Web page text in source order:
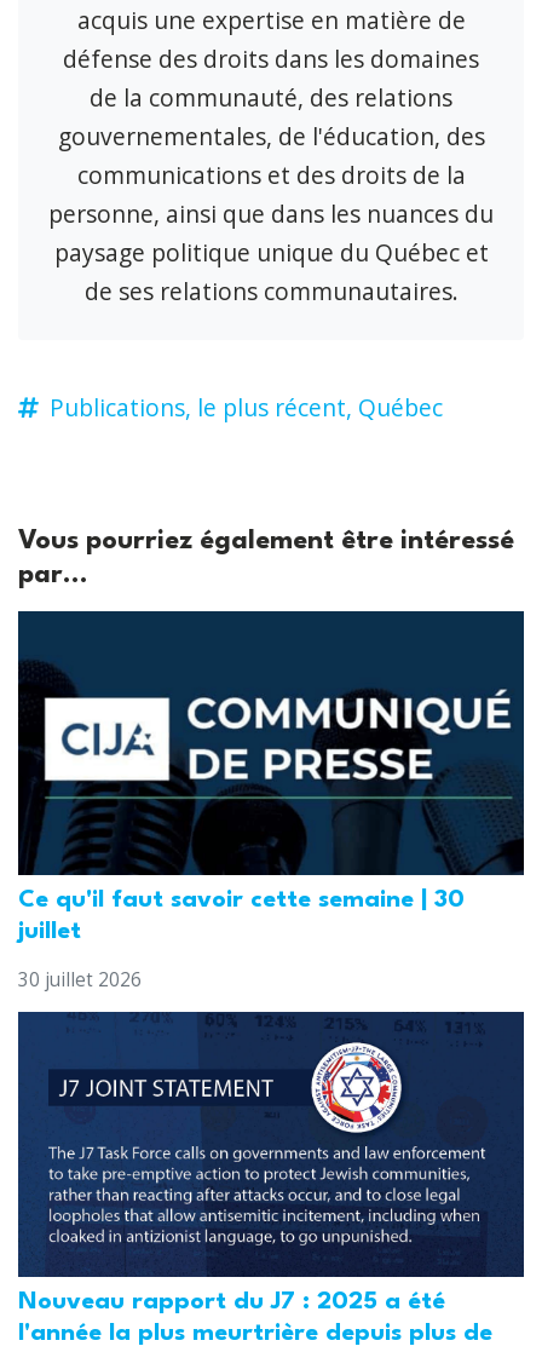
acquis une expertise en matière de
défense des droits dans les domaines
de la communauté, des relations
gouvernementales, de l'éducation, des
communications et des droits de la
personne, ainsi que dans les nuances du
paysage politique unique du Québec et
de ses relations communautaires.
Publications, le plus récent, Québec
Vous pourriez également être intéressé
par...
Ce qu'il faut savoir cette semaine | 30
juillet
30 juillet 2026
Nouveau rapport du J7 : 2025 a été
l'année la plus meurtrière depuis plus de